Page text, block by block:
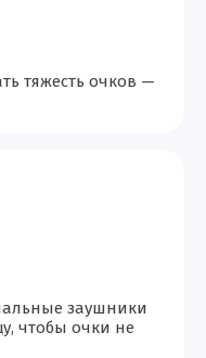
тяжесть очков —
заушники
чтобы очки не